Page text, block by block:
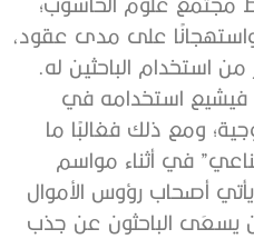
على مدى عقود،
استخدام الباحثين له.
فيشيع استخدامه في
ومع ذلك فغالبًا ما
في أثناء مواسم
أصحاب رؤوس الأموال
يسعَى الباحثون عن جذب